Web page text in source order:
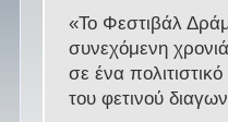
«Το Φεστιβάλ
συνεχόμενη
σε ένα
του φετινού